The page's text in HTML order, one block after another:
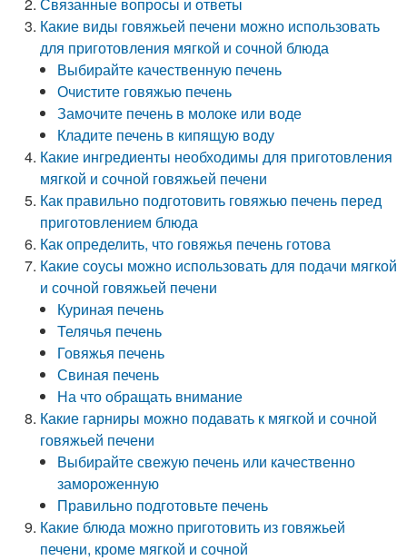
Какие виды говяжьей печени можно использовать
для приготовления мягкой и сочной блюда
Выбирайте качественную печень
Очистите говяжью печень
Замочите печень в молоке или воде
Кладите печень в кипящую воду
Какие ингредиенты необходимы для приготовления
мягкой и сочной говяжьей печени
Как правильно подготовить говяжью печень перед
приготовлением блюда
Как определить, что говяжья печень готова
Какие соусы можно использовать для подачи мягкой
и сочной говяжьей печени
Куриная печень
Телячья печень
Говяжья печень
Свиная печень
На что обращать внимание
Какие гарниры можно подавать к мягкой и сочной
говяжьей печени
Выбирайте свежую печень или качественно
замороженную
Правильно подготовьте печень
Какие блюда можно приготовить из говяжьей
печени, кроме мягкой и сочной